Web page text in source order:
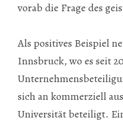
vorab die Frage des
Als positives Beispiel
Innsbruck, wo es seit
sich an kommerziell
Universität beteiligt.